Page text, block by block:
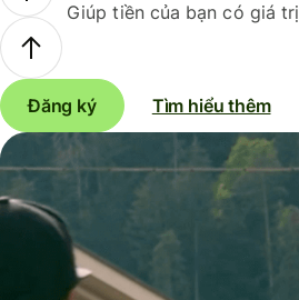
Giúp tiền của bạn có giá
Đăng ký Tìm hiểu thêm